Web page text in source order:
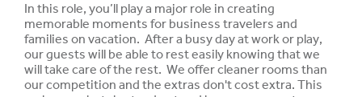
In this role, you’ll play a major role in creating
memorable moments for business travelers and
families on vacation. After a busy day at work or play,
our guests will be able to rest easily knowing that we
will take care of the rest. We offer cleaner rooms than
our competition and the extras don't cost extra. This